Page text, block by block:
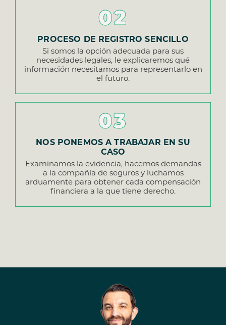
02
PROCESO DE REGISTRO SENCILLO
Si somos la opción adecuada para sus
necesidades legales, le explicaremos qué
información necesitamos para representarlo en
el futuro.
03
NOS PONEMOS A TRABAJAR EN SU
CASO
Examinamos la evidencia, hacemos demandas
a la compañía de seguros y luchamos
arduamente para obtener cada compensación
financiera a la que tiene derecho.